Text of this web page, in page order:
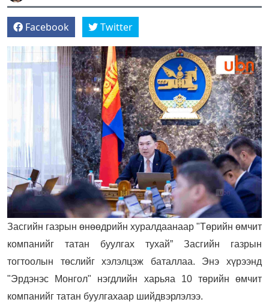
Facebook Twitter
Засгийн газрын өнөөдрийн хуралдаанаар "Төрийн өмчит
компанийг татан буулгах тухай” Засгийн газрын
тогтоолын төслийг хэлэлцэж баталлаа. Энэ хүрээнд
"Эрдэнэс Монгол" нэгдлийн харьяа 10 төрийн өмчит
компанийг татан буулгахаар шийдвэрлэлээ.